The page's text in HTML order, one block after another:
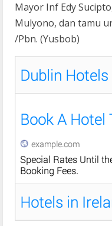
Mayor Inf Edy
Mulyono, dan tamu
/Pbn. (Yusbob)